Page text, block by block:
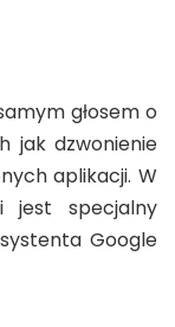
głosem o
jak dzwonienie
aplikacji. W
jest specjalny
Google